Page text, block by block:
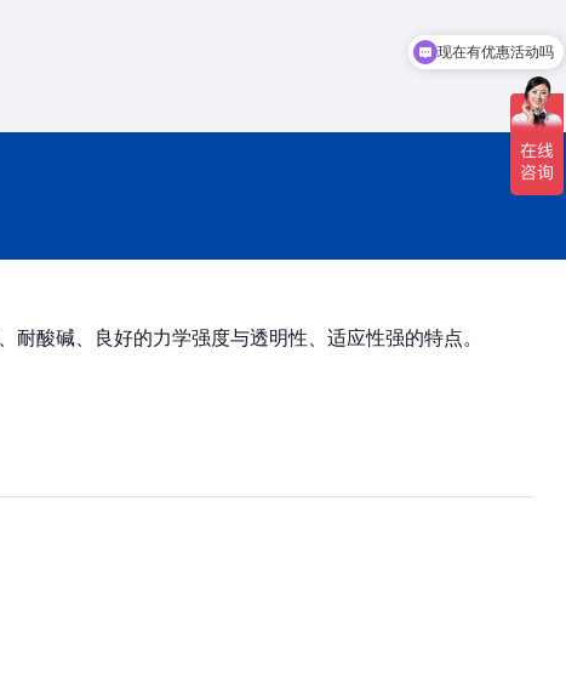
酸碱、良好的力学强度与透明性、适应性强的特点。
现在有优惠活动吗